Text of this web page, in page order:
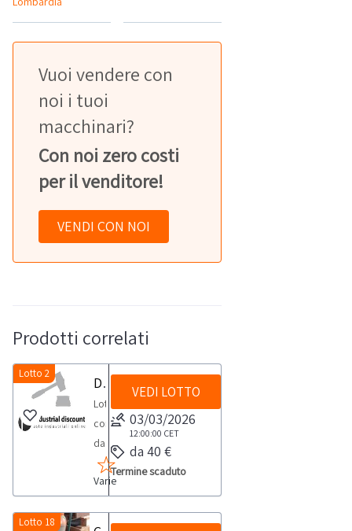
Vuoi vendere con
noi i tuoi
macchinari?
Con noi zero costi
per il venditore!
VENDI CON NOI
Prodotti correlati
Lotto 2
Dispenser e igienizzanti
Lotto
composto
da:-
Dispenser
Automat.
Varie
VEDI LOTTO
03/03/2026
12:00:00 CET
da 40 €
Termine scaduto
Lotto 18